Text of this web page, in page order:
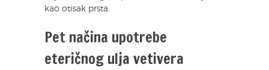
kao otisak prsta.
Pet načina upotrebe
eteričnog ulja vetivera